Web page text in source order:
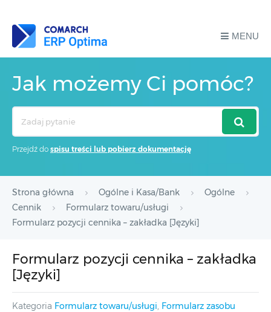
MENU
Jak możemy Ci pomóc?
Przejdź do spisu treści lub pobierz dokumentację
Strona główna Ogólne i Kasa/Bank
Ogólne
Cennik
Formularz towaru/usługi
Formularz pozycji cennika – zakładka [Języki]
Formularz pozycji cennika – zakładka
[Języki]
Kategoria Formularz towaru/usługi, Formularz zasobu